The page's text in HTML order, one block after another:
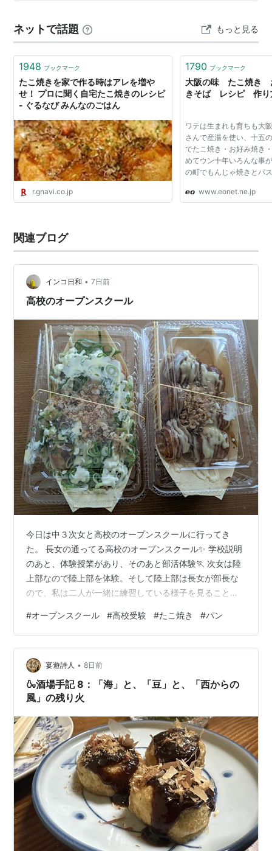
ネットで話題 もっと見る
1948 ブックマーク
たこ焼きを家で作る時はアレを増や
せ！ プロに聞く自宅たこ焼きのレシピ
- ぐるなび みんなのごはん
r.gnavi.co.jp
1790 ブックマーク
大阪の味 たこ焼き
きそば レシピ 作り
ワテは生まれも育ちも大
さんで産湯を使い、十五
でたこ焼き・お好み焼き
めてウン十年いろんな事
の町でもんじゃ焼きとパ
焼き屋台と、二足のわら
www.eonet.ne.jp
関連ブログ
インコ日和 • 7日前
高校のオープンスクール
今日は中３次女と高校のオープンスクールに行ってき
た。 長女の通ってる高校のオープンスクール✨ 学校説明
のあと、体験授業があり、そのあと部活体験🏃 次女は陸
上部なので陸上部を体験。そして陸上部は長女が部長な
ので、私は二人が一緒に練習している様子を見ることが
クリなんだけど、今日も部活体験中に違う中学校の子や
顧問の先生や長女と同じ陸上部の子から「めっちゃソッ
クリ」って言われてた。 そしてコミュ力高めの次女は、
違う中学校の子何人かとすっかり仲良くなってた。 次女
はこの高校は候補の一つではあるけど、他に本命の高校
があったんだけど、今日のオープンスクール…
#オープンスクール #高校受験 #たこ焼き #パン
宴遊詩人 • 8日前
🍶酒場手記 8：「海」と、「豆」と、「西からの
風」の残り火